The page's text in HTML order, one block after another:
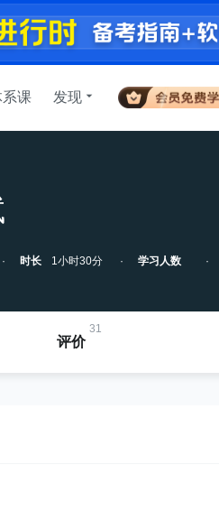
系课 发现
时长 1小时30分 学习人数
31
评价